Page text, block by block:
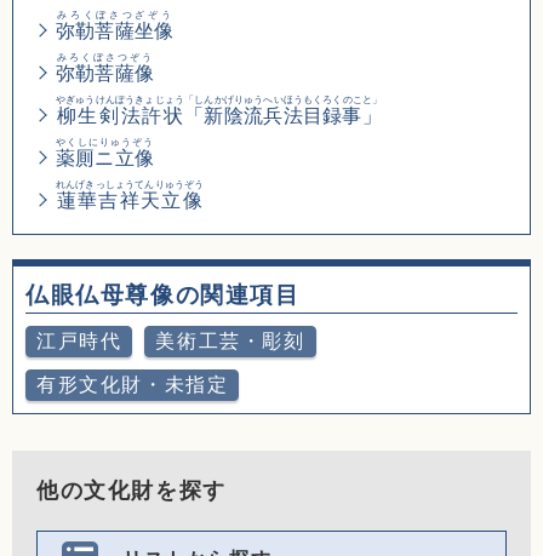
弥勒菩薩坐像
みろくぼさつざぞう
弥勒菩薩像
みろくぼさつぞう
柳生剣法許状
やぎゅうけんぽうきょじょう
「新陰流兵法目録事」
「しんかげりゅうへいほうもくろくのこと」
薬厠ニ立像
やくしにりゅうぞう
蓮華吉祥天立像
れんげきっしょうてんりゅうぞう
仏眼仏母尊像の関連項目
江戸時代 美術工芸・彫刻
有形文化財・未指定
他の文化財を探す